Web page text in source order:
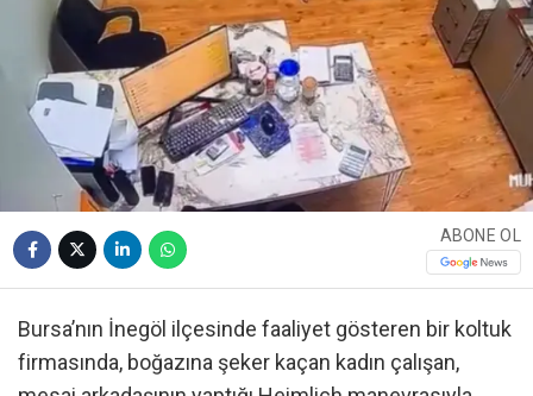
ABONE OL
Bursa’nın İnegöl ilçesinde faaliyet gösteren bir koltuk
firmasında, boğazına şeker kaçan kadın çalışan,